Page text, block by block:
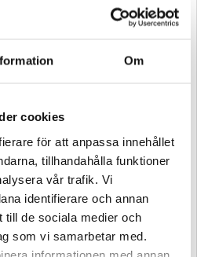
Om
cookies
för att anpassa innehållet
tillhandahålla funktioner
vår trafik. Vi
identifierare och annan
till de sociala medier och
som vi samarbetar med.
informationen med annan
ratten och möjligheten att använda
lämpliga för ett brett spektrum av
material för att klara
vilket ger långvarig
ledande material, t.ex. silver- eller
vilket gör att elektriska signaler kan
att använda sina smartphones och
Kyncilor A0006 Waterproof Touchscreen